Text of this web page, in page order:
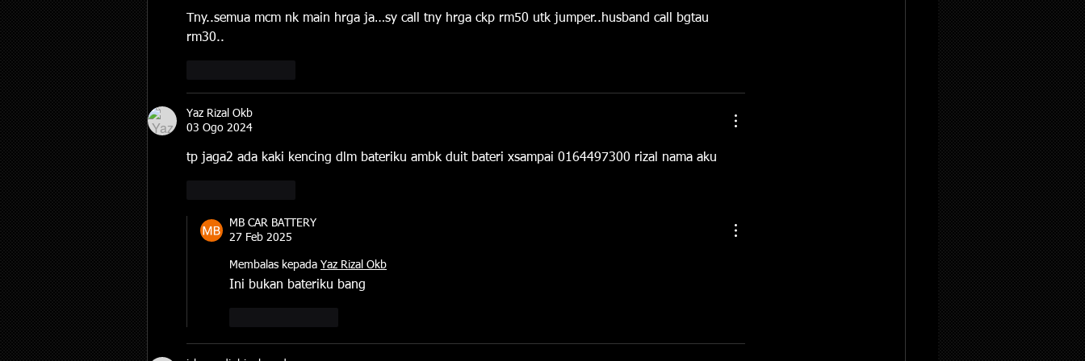
Tny..semua mcm nk main hrga ja…sy call tny hrga ckp rm50 utk jumper..husband call bgtau
rm30..
Yaz Rizal Okb
03 Ogo 2024
tp jaga2 ada kaki kencing dlm bateriku ambk duit bateri xsampai 0164497300 rizal nama aku
MB CAR BATTERY
27 Feb 2025
Membalas kepada Yaz Rizal Okb
Ini bukan bateriku bang